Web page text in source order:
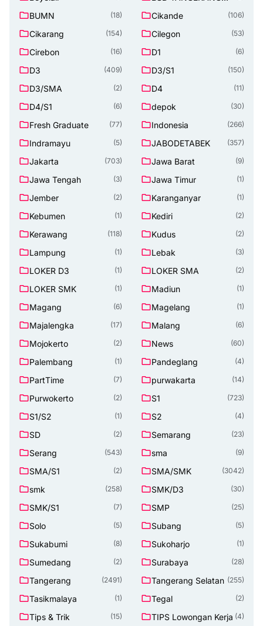
BUMN (18) Cikande (106)
Cikarang (154) Cilegon (53)
Cirebon (16) D1 (6)
D3 (409) D3/S1 (150)
D3/SMA (2) D4 (11)
D4/S1 (6) depok (30)
Fresh Graduate (77) Indonesia (266)
Indramayu (5) JABODETABEK (357)
Jakarta (703) Jawa Barat (9)
Jawa Tengah (3) Jawa Timur (1)
Jember (2) Karanganyar (1)
Kebumen (1) Kediri (2)
Kerawang (118) Kudus (2)
Lampung (1) Lebak (3)
LOKER D3 (1) LOKER SMA (2)
LOKER SMK (1) Madiun (1)
Magang (6) Magelang (1)
Majalengka (17) Malang (6)
Mojokerto (2) News (60)
Palembang (1) Pandeglang (4)
PartTime (7) purwakarta (14)
Purwokerto (2) S1 (723)
S1/S2 (1) S2 (4)
SD (2) Semarang (23)
Serang (543) sma (9)
SMA/S1 (2) SMA/SMK (3042)
smk (258) SMK/D3 (30)
SMK/S1 (7) SMP (25)
Solo (5) Subang (5)
Sukabumi (8) Sukoharjo (1)
Sumedang (2) Surabaya (28)
Tangerang (2491) Tangerang Selatan (255)
Tasikmalaya (1) Tegal (2)
Tips & Trik (15) TIPS Lowongan Kerja (4)